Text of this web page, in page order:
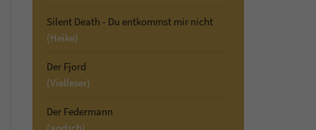
Silent Death - Du entkommst mir nicht
(Heike)
Der Fjord
(Vielleser)
Der Federmann